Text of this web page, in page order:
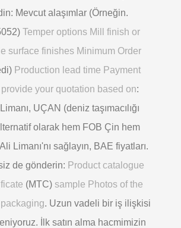
Mevcut alaşımlar (Örneğin.
Temper options Mill finish or
surface finishes Minimum Order
Production lead time Payment
your quotation based on:
UÇAN (deniz taşımacılığı
olarak hem FOB Çin hem
Limanı'nı sağlayın, BAE fiyatları.
de gönderin: Product catalogue
(MTC) sample Photos of the
. Uzun vadeli bir iş ilişkisi
İlk satın alma hacmimizin